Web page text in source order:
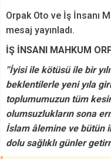
Orpak Oto ve İş İnsanı
mesaj yayınladı.
İŞ İNSANI MAHKUM
''İyisi ile kötüsü ile bir
beklentilerle yeni yıla
toplumumuzun tüm
olumsuzlukların sona
İslam âlemine ve bütün
dolu sağlıklı günler